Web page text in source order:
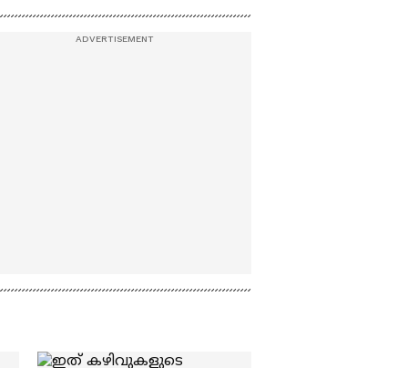
മറുപുറത്തേക്കുള്ള
ഒറിയോണിന്റെ യാത്ര